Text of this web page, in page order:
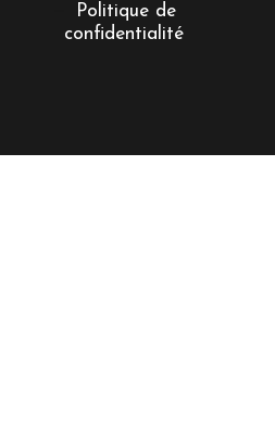
Politique de
confidentialité